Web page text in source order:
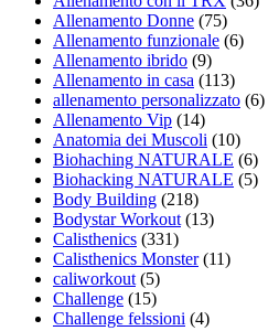
Allenamento Donne (75)
Allenamento funzionale (6)
Allenamento ibrido (9)
Allenamento in casa (113)
allenamento personalizzato (6)
Allenamento Vip (14)
Anatomia dei Muscoli (10)
Biohaching NATURALE (6)
Biohacking NATURALE (5)
Body Building (218)
Bodystar Workout(13)
Calisthenics (331)
Calisthenics Monster(11)
caliworkout(5)
Challenge (15)
Challenge felssioni (4)